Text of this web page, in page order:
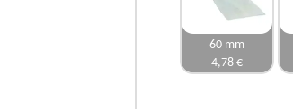
60 mm
4,78 €